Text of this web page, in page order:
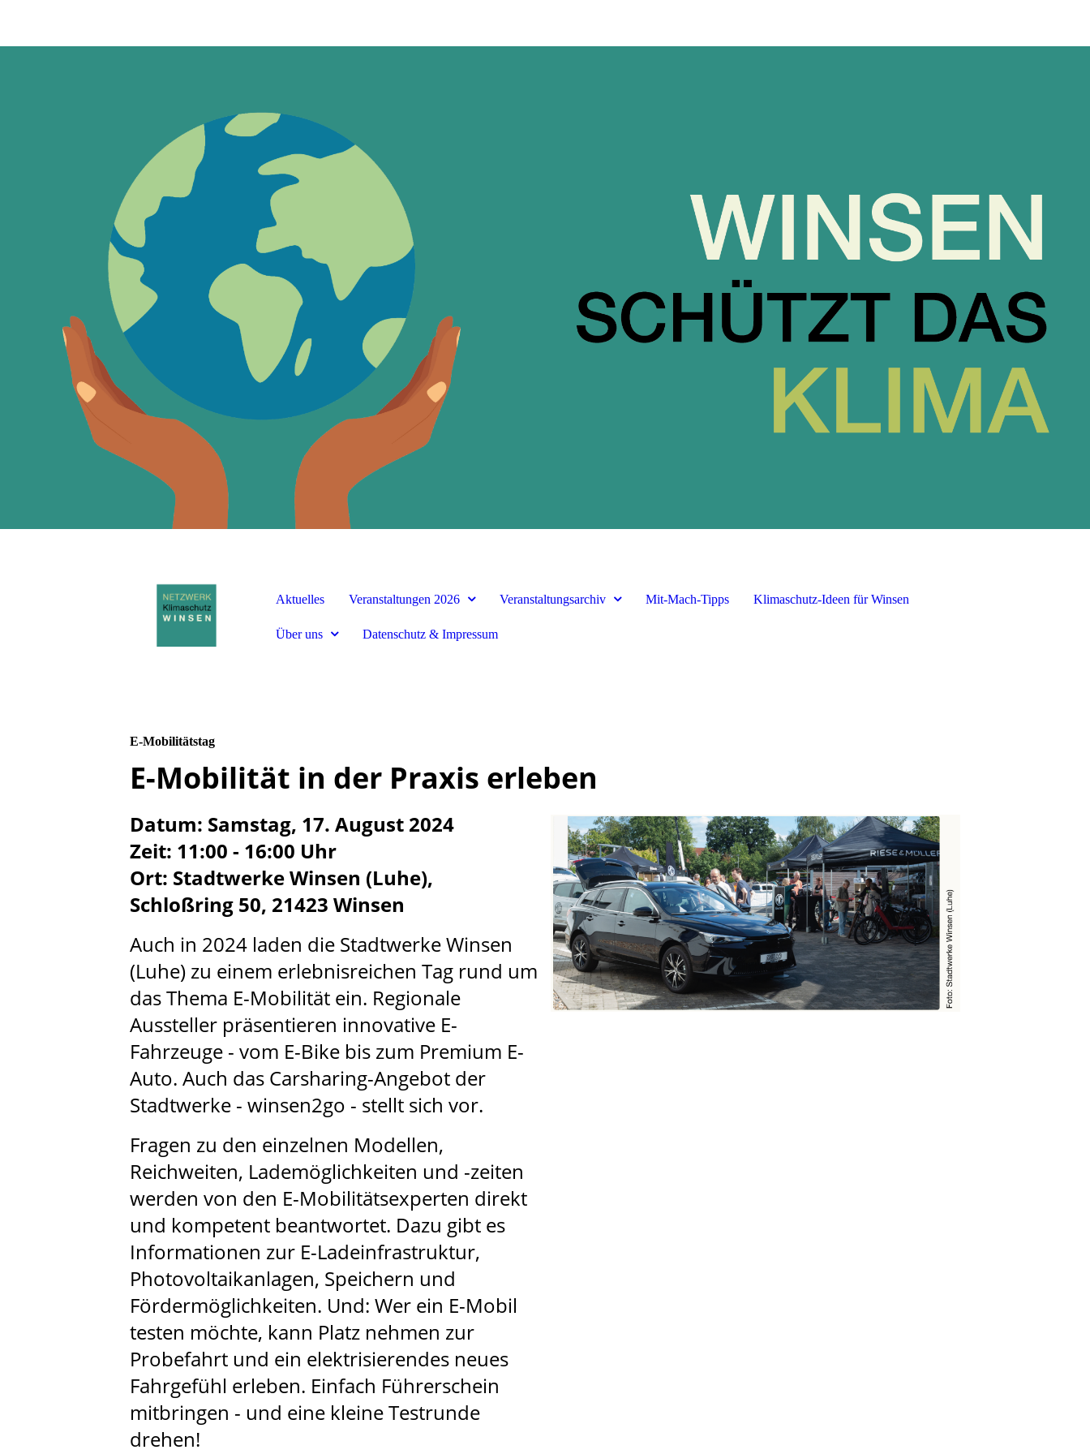
Aktuelles Veranstaltungen 2026 Veranstaltungsarchiv Mit-Mach-Tipps Klimaschutz-Ideen für Winsen
Über uns Datenschutz & Impressum
E-Mobilitätstag
E-Mobilität in der Praxis erleben
Datum: Samstag, 17. August 2024
Zeit: 11:00 - 16:00 Uhr
Ort: Stadtwerke Winsen (Luhe),
Schloßring 50, 21423 Winsen
Auch in 2024 laden die Stadtwerke Winsen
(Luhe) zu einem erlebnisreichen Tag rund um
das Thema E-Mobilität ein. Regionale
Aussteller präsentieren innovative E-
Fahrzeuge - vom E-Bike bis zum Premium E-
Auto. Auch das Carsharing-Angebot der
Stadtwerke - winsen2go - stellt sich vor.
Fragen zu den einzelnen Modellen,
Reichweiten, Lademöglichkeiten und -zeiten
werden von den E-Mobilitätsexperten direkt
und kompetent beantwortet. Dazu gibt es
Informationen zur E-Ladeinfrastruktur,
Photovoltaikanlagen, Speichern und
Fördermöglichkeiten. Und: Wer ein E-Mobil
testen möchte, kann Platz nehmen zur
Probefahrt und ein elektrisierendes neues
Fahrgefühl erleben. Einfach Führerschein
mitbringen - und eine kleine Testrunde
drehen!